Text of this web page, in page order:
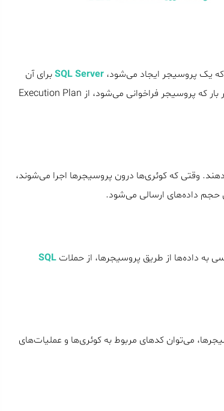
که یک پروسیجر ایجاد می‌شود،SQL Serverبرای آن
تولید و در Plan Cache ذخیره می‌کند. بنابراین هر بار که پروسیجر فراخوانی می‌شود، از Execution Plan
وقتی که کوئری‌ها درون پروسیجرها اجرا می‌شوند،
حجم داده‌های ارسالی می‌شود.
به داده‌ها از طریق پروسیجرها، از حملاتSQL
می‌توان کدهای مربوط به کوئری‌ها و عملیات‌های